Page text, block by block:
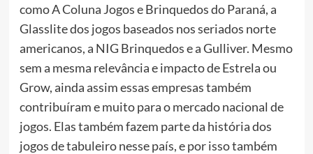
como A Coluna Jogos e Brinquedos do Paraná, a
Glasslite dos jogos baseados nos seriados norte
americanos, a NIG Brinquedos e a Gulliver. Mesmo
sem a mesma relevância e impacto de Estrela ou
Grow, ainda assim essas empresas também
contribuíram e muito para o mercado nacional de
jogos. Elas também fazem parte da história dos
jogos de tabuleiro nesse país, e por isso também